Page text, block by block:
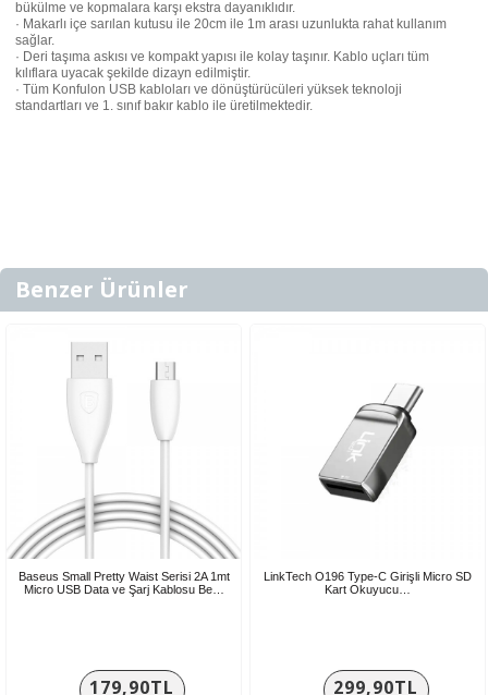
bükülme ve kopmalara karşı ekstra dayanıklıdır.
· Makarlı içe sarılan kutusu ile 20cm ile 1m arası uzunlukta rahat kullanım
sağlar.
· Deri taşıma askısı ve kompakt yapısı ile kolay taşınır. Kablo uçları tüm
kılıflara uyacak şekilde dizayn edilmiştir.
· Tüm Konfulon USB kabloları ve dönüştürücüleri yüksek teknoloji
standartları ve 1. sınıf bakır kablo ile üretilmektedir.
Benzer Ürünler
Baseus Small Pretty Waist Serisi 2A 1mt
Micro USB Data ve Şarj Kablosu Be…
179,90TL
LinkTech O196 Type-C Girişli Micro SD
Kart Okuyucu…
299,90TL